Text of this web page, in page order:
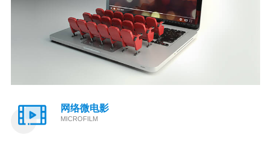
网络微电影
MICROFILM